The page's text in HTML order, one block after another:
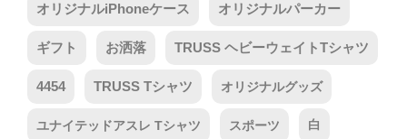
オリジナルiPhoneケース オリジナルパーカー
ギフト お洒落 TRUSS ヘビーウェイトTシャツ
4454 TRUSS Tシャツ オリジナルグッズ
ユナイテッドアスレ Tシャツ スポーツ 白